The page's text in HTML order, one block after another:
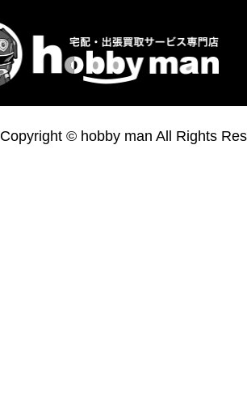
Copyright © hobby man All Rights